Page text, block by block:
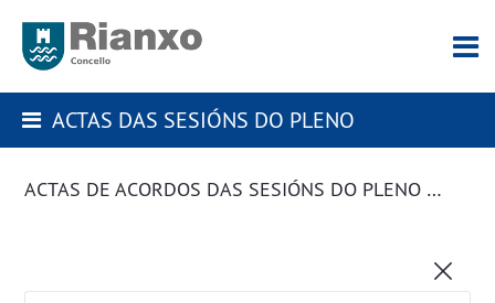
ACTAS DAS SESIÓNS DO PLENO
ACTAS DE ACORDOS DAS SESIÓNS DO PLENO DA CORPORACIÓN